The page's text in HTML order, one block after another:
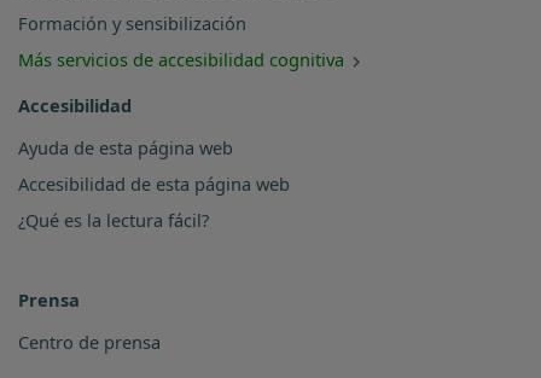
Formación y sensibilización
Más servicios de accesibilidad cognitiva
Accesibilidad
Ayuda de esta página web
Accesibilidad de esta página web
¿Qué es la lectura fácil?
Prensa
Centro de prensa